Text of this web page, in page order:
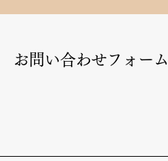
お問い合わせフォーム